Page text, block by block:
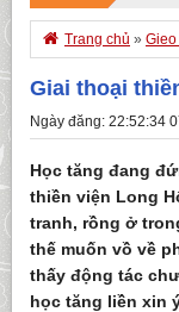
 Trang chủ »
Giai thoại
Ngày đăng: 22:52:34
Học tăng đang
thiền viện Long
tranh, rồng ở
thế muốn vồ về
thấy động tác
học tăng liền xin